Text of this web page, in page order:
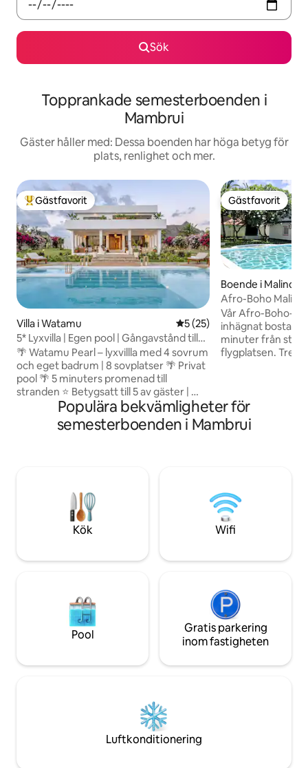
Sök
Topprankade semesterboenden i
Mambrui
Gäster håller med: Dessa boenden har höga betyg för
plats, renlighet och mer.
Populär gästfavorit
Gästfavorit
Villa i Watamu 5 av 5 i genomsnittligt
5 (25)
5* Lyxvilla | Egen pool | Gångavstånd till
stranden
🌴 Watamu Pearl – lyxvillla med 4 sovrum
och eget badrum | 8 sovplatser 🌴 Privat
pool 🌴 5 minuters promenad till
stranden ⭐ Betygsatt till 5 av gäster | 🏆
Bland de 5 % mest populära boendena på
Airbnb - Perfekt för familjer och
grupper. - Utsikt över solnedgången
minuters bilresa 🌅 Mida Creek –
solnedgångar och fågelskådning 🐍 Bio-
Ken Snake Farm – 3 minuters bilresa ⛳
Watamu Golf- och padelklubb
Gästfavorit
Gästfavorit
Boende i Malindi
Afro-Boho Malindi
Familj
Vår Afro-Boho-
inhägnat
minuter från
flygplatsen. Tre sovrum med eget
för barn under 12
familjer. Utomhus: en egen pool,
skuggad uteplats
parkering och
Populära bekvämligheter för
semesterboenden i Mambrui
Kök Wifi
Pool
Gratis parkering
inom fastigheten
Luftkonditionering